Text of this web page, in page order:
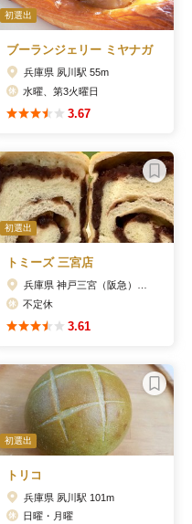
初選出
ブーランジェリー ミヤナガ
兵庫県 夙川駅 55m
水曜、第3火曜日
3.67
初選出
トミーズ 三宮店
不定休
3.61
初選出
トリコ
兵庫県 夙川駅 101m
日曜・月曜